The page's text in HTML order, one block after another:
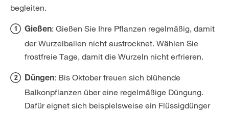
begleiten.
Gießen: Gießen Sie Ihre Pflanzen regelmäßig, damit
der Wurzelballen nicht austrocknet. Wählen Sie
frostfreie Tage, damit die Wurzeln nicht erfrieren.
Düngen: Bis Oktober freuen sich blühende
Balkonpflanzen über eine regelmäßige Düngung.
Dafür eignet sich beispielsweise ein Flüssigdünger